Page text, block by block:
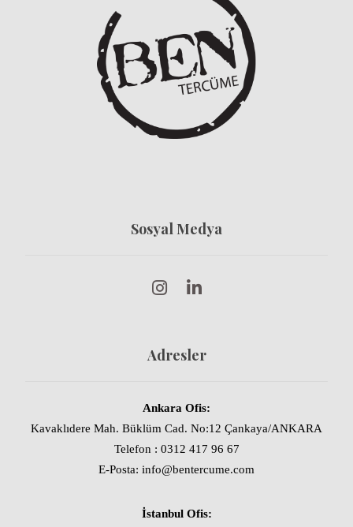
Sosyal Medya
Adresler
Ankara Ofis:
Kavaklıdere Mah. Büklüm Cad. No:12 Çankaya/ANKARA
Telefon : 0312 417 96 67
E-Posta: info@bentercume.com
İstanbul Ofis: